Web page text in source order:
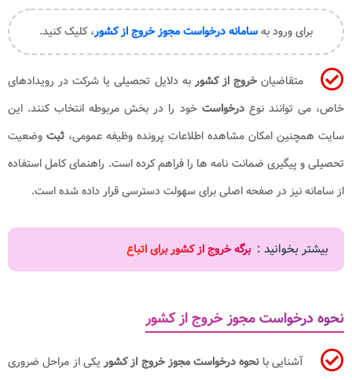
برای ورود بهسامانه درخواست مجوز خروج از کشور، کلیک کنید.
متقاضیانخروج از کشوربه دلایل تحصیلی یا شرکت در رویدادهای
خاص، می توانند نوعدرخواستخود را در بخش مربوطه انتخاب کنند. این
سایت همچنین امکان مشاهده اطلاعات پرونده وظیفه عمومی، ثبت وضعیت
تحصیلی و پیگیری ضمانت نامه ها را فراهم کرده است. راهنمای کامل استفاده
از سامانه نیز در صفحه اصلی برای سهولت دسترسی قرار داده شده است.
بیشتر بخوانید : برگه خروج از کشور برای اتباع
نحوه درخواست مجوز خروج از کشور
آشنایی بانحوه درخواست مجوز خروج از کشوریکی از مراحل ضروری